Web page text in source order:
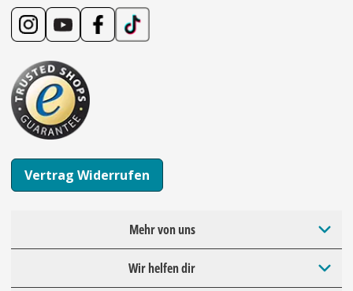
Vertrag Widerrufen
Mehr von uns
Wir helfen dir